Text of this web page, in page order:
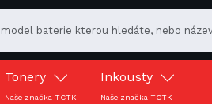
Tonery
Naše značka TCTK
Inkousty
Naše značka TCTK